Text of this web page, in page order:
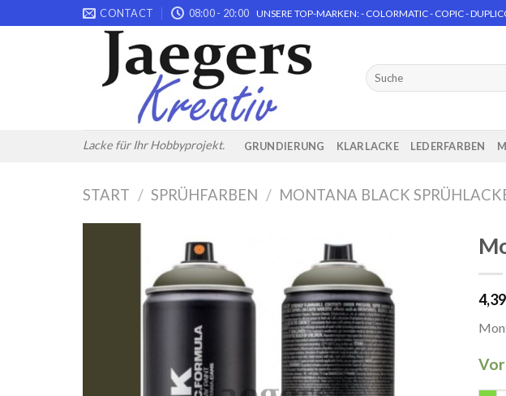
to
CONTACT 08:00 - 20:00 UNSERE TOP-MARKEN: - COLORMATIC - COPIC -
Lacke für Ihr Hobbyprojekt.
Suchen
nach:
GRUNDIERUNG KLARLACKE LEDERFARBEN
START / SPRÜHFARBEN / MONTANA BLACK
4,39